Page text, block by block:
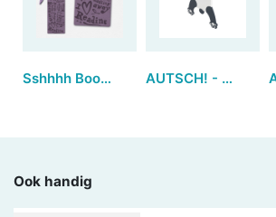
Sshhhh Bookmarks - Quiet Please (set van 3) AUTSCH! - Panda
Ook handig